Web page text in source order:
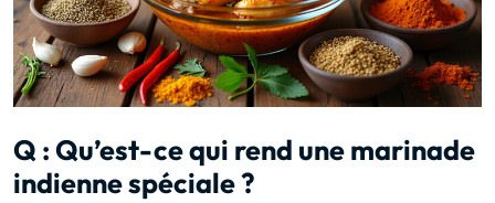
Q : Qu’est-ce qui rend une marinade
indienne spéciale ?